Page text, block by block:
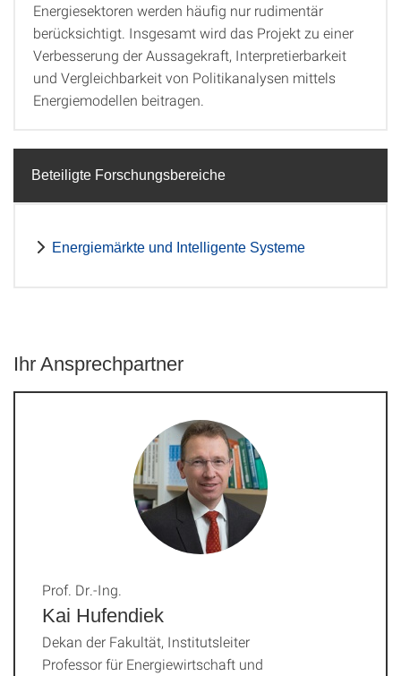
Energiesektoren werden häufig nur rudimentär
berücksichtigt. Insgesamt wird das Projekt zu einer
Verbesserung der Aussagekraft, Interpretierbarkeit
und Vergleichbarkeit von Politikanalysen mittels
Energiemodellen beitragen.
Beteiligte Forschungsbereiche
Energiemärkte und Intelligente Systeme
Ihr Ansprechpartner
Kai Hufendiek
Prof. Dr.-Ing.
Dekan der Fakultät, Institutsleiter
Professor für Energiewirtschaft und